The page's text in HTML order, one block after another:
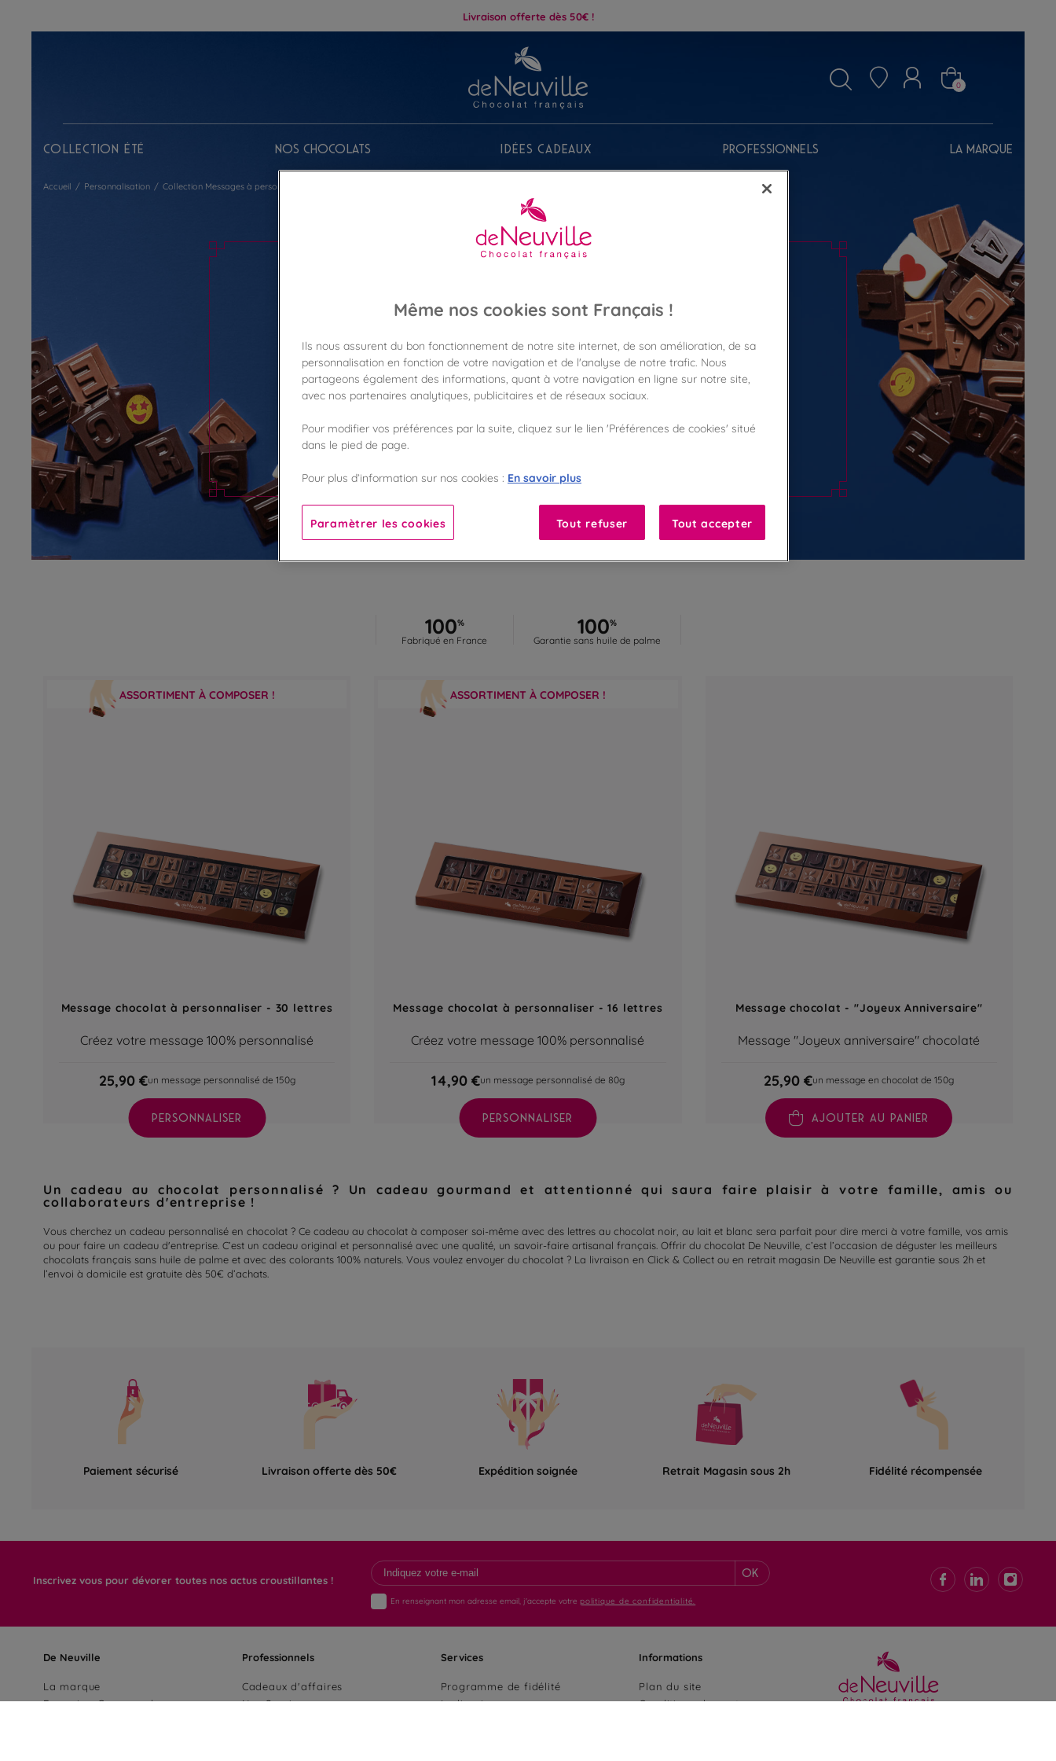
Livraison offerte dès 50€ !
0
Collection Été Nos chocolats Idées Cadeaux Professionnels La marque
Accueil / Personnalisation / Collection Messages à personnaliser
Collection
MESSAGE PERSONNALISÉ
Envie d'offrir un cadeau original ?
Personnalisez votre propre message chocolat
100%
Fabriqué en France 100%
Garantie sans huile de palme
ASSORTIMENT À COMPOSER !
Message chocolat à personnaliser - 30 lettres
Créez votre message 100% personnalisé
25,90 €un message personnalisé de 150g
PERSONNALISER
ASSORTIMENT À COMPOSER !
Message chocolat à personnaliser - 16 lettres
Créez votre message 100% personnalisé
14,90 €un message personnalisé de 80g
PERSONNALISER
Message chocolat - "Joyeux Anniversaire"
Message "Joyeux anniversaire" chocolaté
25,90 €un message en chocolat de 150g
AJOUTER AU PANIER
Un cadeau au chocolat personnalisé ? Un cadeau gourmand et attentionné qui saura faire plaisir à votre famille, amis ou
collaborateurs d'entreprise !
Vous cherchez un cadeau personnalisé en chocolat ? Ce cadeau au chocolat à composer soi-même avec des lettres au chocolat noir, au lait et blanc sera parfait pour dire merci à votre famille, vos amis
ou pour faire un cadeau d'entreprise. C’est un cadeau original et personnalisé avec une qualité, un savoir-faire artisanal français. Offrir du chocolat De Neuville, c’est l’occasion de déguster les meilleurs
chocolats français sans huile de palme et avec des colorants 100% naturels. Vous voulez envoyer du chocolat ? La livraison en Click & Collect ou en retrait magasin De Neuville est garantie sous 2h et
l’envoi à domicile est gratuite dès 50€ d’achats.
Paiement sécurisé Livraison offerte dès 50€ Expédition soignée Retrait Magasin sous 2h Fidélité récompensée
Inscrivez vous pour dévorer toutes nos actus croustillantes ! OK
En renseignant mon adresse email, j'accepte votre politique de confidentialité.
De Neuville
La marque
Excursion Gourmande
Professionnels
Cadeaux d'affaires
Nos Services
Services
Programme de fidélité
La livraison
Informations
Plan du site
Conditions de ventes
Même nos cookies sont Français !
Ils nous assurent du bon fonctionnement de notre site internet, de son amélioration, de sa
personnalisation en fonction de votre navigation et de l'analyse de notre trafic. Nous
partageons également des informations, quant à votre navigation en ligne sur notre site,
avec nos partenaires analytiques, publicitaires et de réseaux sociaux.
Pour modifier vos préférences par la suite, cliquez sur le lien 'Préférences de cookies' situé
dans le pied de page.
Pour plus d’information sur nos cookies : En savoir plus
Paramètrer les cookies Tout refuser Tout accepter